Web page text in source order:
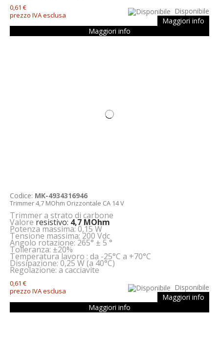
0,61 €
prezzo IVA esclusa
Disponibile
Maggiori info
Maggiori info
Codice: MK-4934316946
Trimmer 4,7 MOhm Orizzontale CA 14 V
Trimmer a strato di carbone
Valore resistivo: 4,7 MOhm
Potenza massima: 0,15 W
Tensione massima: 200 Vdc
Angolo rotazione: 265° ± 5 °
Tolleranza: ±20%
Temperatura lavoro : da -25°C a +70°C
Dissipazione: 0,25 W (a 40°C)
Regolazione: a cacciavite
0,61 €
prezzo IVA esclusa
Disponibile
Maggiori info
Maggiori info